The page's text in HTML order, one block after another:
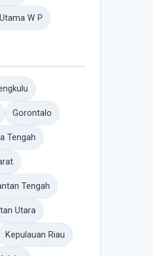
Utama W P
Gorontalo
Tengah
Tengah
Utara
Kepulauan Riau